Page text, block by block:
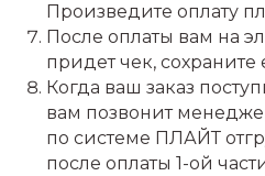
Произведите оплату
После оплаты вам на
придет чек, сохраните
Когда ваш заказ
вам позвонит
по системе ПЛАЙТ
после оплаты 1-ой